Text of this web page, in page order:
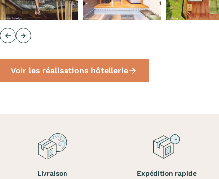
Précédent
Suivant
Voir les réalisations hôtellerie
Livraison
Expédition rapide